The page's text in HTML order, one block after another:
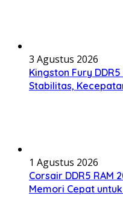
3 Agustus 2026
Kingston Fury
Stabilitas,
1 Agustus 2026
Corsair DDR5 RAM
Memori Cepat